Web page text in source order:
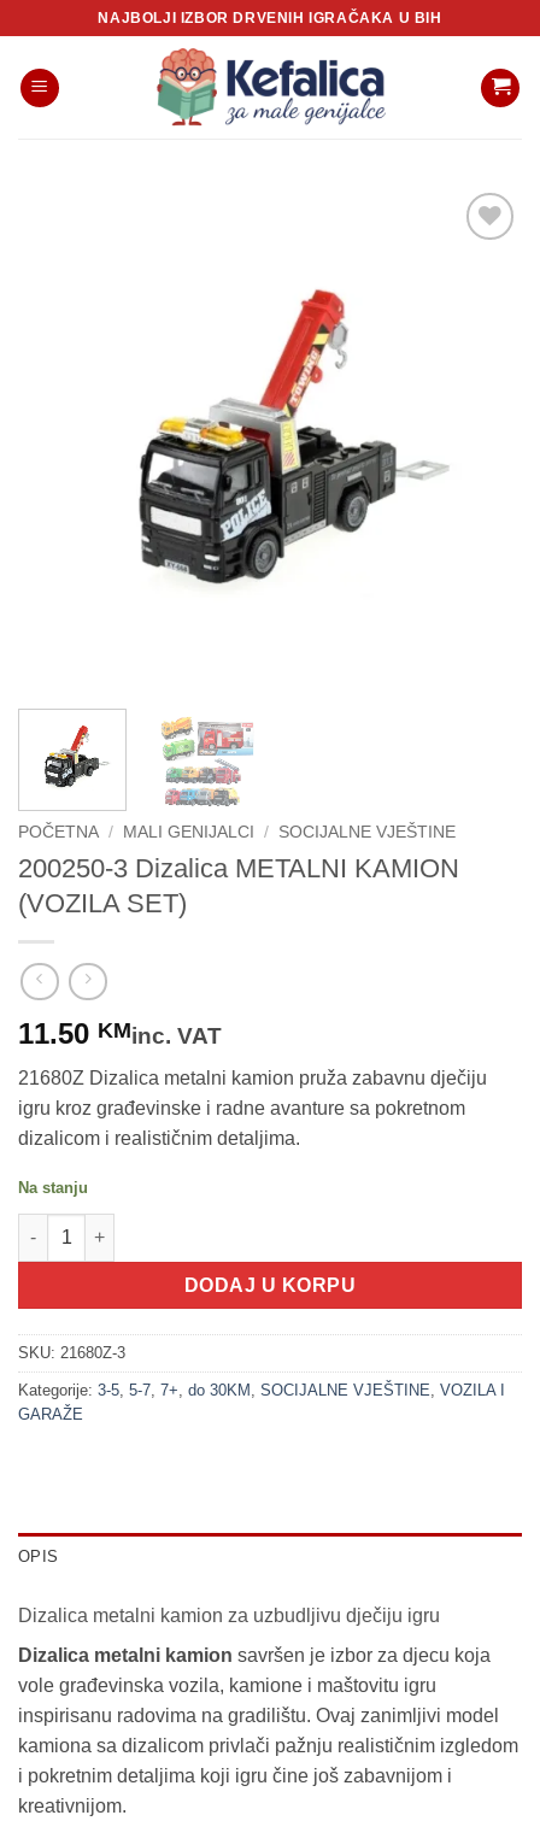
content
NAJBOLJI IZBOR DRVENIH IGRAČAKA U BIH
POČETNA / MALI GENIJALCI / SOCIJALNE VJEŠTINE
200250-3 Dizalica METALNI KAMION
(VOZILA SET)
11.50 KMinc. VAT
21680Z Dizalica metalni kamion pruža zabavnu dječiju
igru kroz građevinske i radne avanture sa pokretnom
dizalicom i realističnim detaljima.
Na stanju
200250-3 Dizalica METALNI KAMION (VOZILA SET) količina
DODAJ U KORPU
SKU: 21680Z-3
Kategorije: 3-5 5-7 7+ do 30KM SOCIJALNE VJEŠTINE VOZILA I
GARAŽE
OPIS
Dizalica metalni kamion za uzbudljivu dječiju igru
Dizalica metalni kamion savršen je izbor za djecu koja
vole građevinska vozila, kamione i maštovitu igru
inspirisanu radovima na gradilištu. Ovaj zanimljivi model
kamiona sa dizalicom privlači pažnju realističnim izgledom
i pokretnim detaljima koji igru čine još zabavnijom i
kreativnijom.